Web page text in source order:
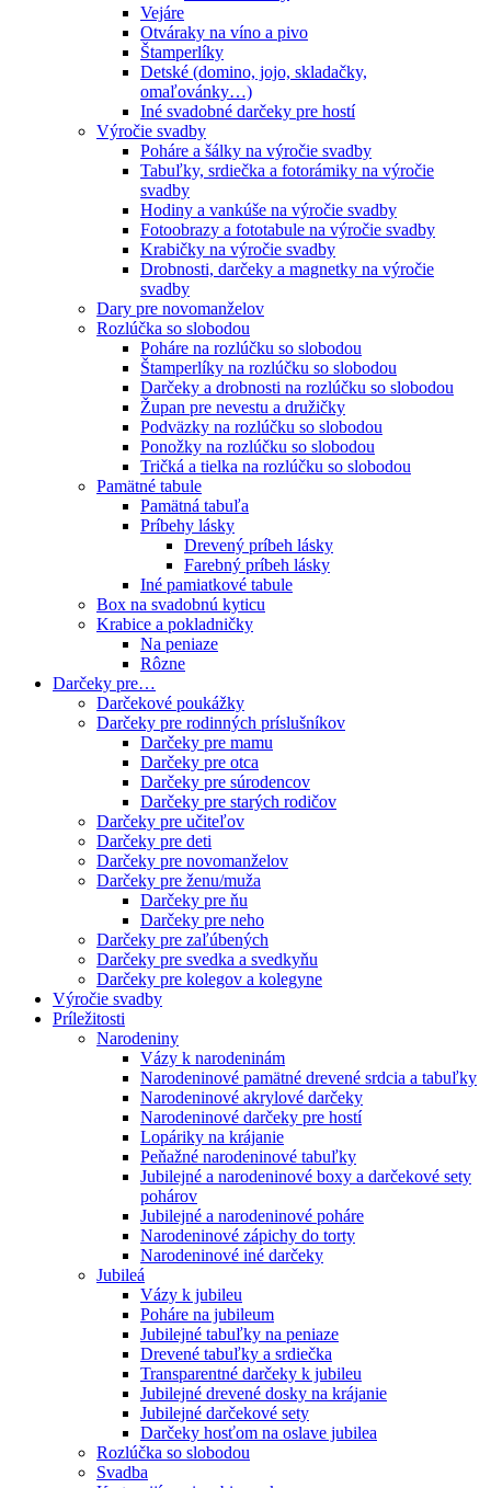
Vejáre
Otváraky na víno a pivo
Štamperlíky
Detské (domino, jojo, skladačky,
omaľovánky…)
Iné svadobné darčeky pre hostí
Výročie svadby
Poháre a šálky na výročie svadby
Tabuľky, srdiečka a fotorámiky na výročie
svadby
Hodiny a vankúše na výročie svadby
Fotoobrazy a fototabule na výročie svadby
Krabičky na výročie svadby
Drobnosti, darčeky a magnetky na výročie
svadby
Dary pre novomanželov
Rozlúčka so slobodou
Poháre na rozlúčku so slobodou
Štamperlíky na rozlúčku so slobodou
Darčeky a drobnosti na rozlúčku so slobodou
Župan pre nevestu a družičky
Podväzky na rozlúčku so slobodou
Ponožky na rozlúčku so slobodou
Tričká a tielka na rozlúčku so slobodou
Pamätné tabule
Pamätná tabuľa
Príbehy lásky
Drevený príbeh lásky
Farebný príbeh lásky
Iné pamiatkové tabule
Box na svadobnú kyticu
Krabice a pokladničky
Na peniaze
Rôzne
Darčeky pre…
Darčekové poukážky
Darčeky pre rodinných príslušníkov
Darčeky pre mamu
Darčeky pre otca
Darčeky pre súrodencov
Darčeky pre starých rodičov
Darčeky pre učiteľov
Darčeky pre deti
Darčeky pre novomanželov
Darčeky pre ženu/muža
Darčeky pre ňu
Darčeky pre neho
Darčeky pre zaľúbených
Darčeky pre svedka a svedkyňu
Darčeky pre kolegov a kolegyne
Výročie svadby
Príležitosti
Narodeniny
Vázy k narodeninám
Narodeninové pamätné drevené srdcia a tabuľky
Narodeninové akrylové darčeky
Narodeninové darčeky pre hostí
Lopáriky na krájanie
Peňažné narodeninové tabuľky
Jubilejné a narodeninové boxy a darčekové sety
pohárov
Jubilejné a narodeninové poháre
Narodeninové zápichy do torty
Narodeninové iné darčeky
Jubileá
Vázy k jubileu
Poháre na jubileum
Jubilejné tabuľky na peniaze
Drevené tabuľky a srdiečka
Transparentné darčeky k jubileu
Jubilejné drevené dosky na krájanie
Jubilejné darčekové sety
Darčeky hosťom na oslave jubilea
Rozlúčka so slobodou
Svadba